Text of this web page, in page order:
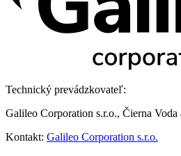
Technický prevádzkovateľ:
Galileo Corporation s.r.o., Čierna Voda
Kontakt: Galileo Corporation s.r.o.